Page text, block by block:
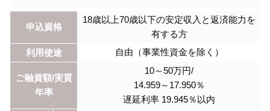
申込資格
18歳以上70歳以下の安定収入と返済能力を
有する方
利用使途
自由（事業性資金を除く）
ご融資額/実質
年率
10～50万円/
14.959～17.950％
遅延利率 19.945％以内